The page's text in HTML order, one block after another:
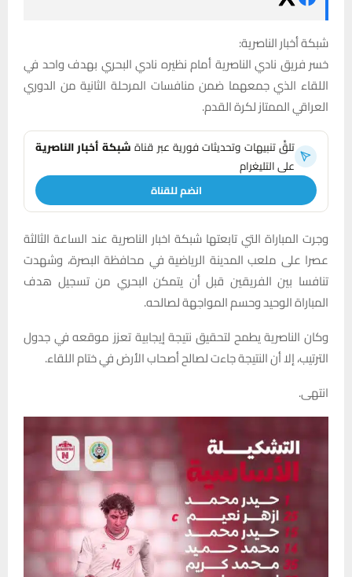
شبكة أخبار الناصرية:
خسر فريق نادي الناصرية أمام نظيره نادي البحري بهدف واحد في
اللقاء الذي جمعهما ضمن منافسات المرحلة الثانية من الدوري
العراقي الممتاز لكرة القدم.
تلقَّ تنبيهات وتحديثات فورية عبر قناةشبكة أخبار الناصرية
على التليغرام
انضم للقناة
وجرت المباراة التي تابعتها شبكة اخبار الناصرية عند الساعة الثالثة
عصرا على ملعب المدينة الرياضية في محافظة البصرة، وشهدت
تنافسا بين الفريقين قبل أن يتمكن البحري من تسجيل هدف
المباراة الوحيد وحسم المواجهة لصالحه.
وكان الناصرية يطمح لتحقيق نتيجة إيجابية تعزز موقعه في جدول
الترتيب، إلا أن النتيجة جاءت لصالح أصحاب الأرض في ختام اللقاء.
انتهى.